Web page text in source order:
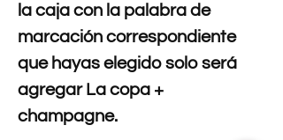
la caja con la palabra de
marcación correspondiente
que hayas elegido solo será
agregar La copa +
champagne.